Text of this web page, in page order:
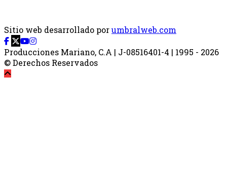
Sitio web desarrollado porumbralweb.com
Producciones Mariano, C.A | J-08516401-4 | 1995 - 2026
© Derechos Reservados